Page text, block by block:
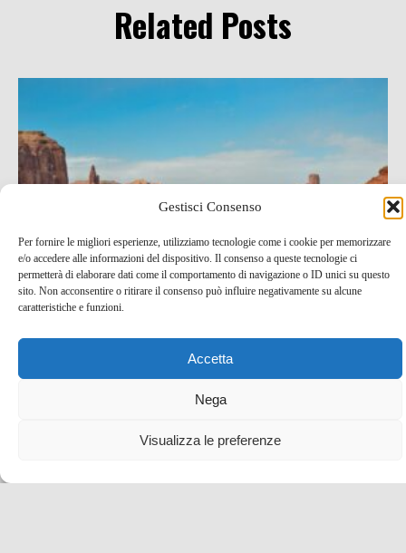
Gestisci Consenso
Per fornire le migliori esperienze, utilizziamo tecnologie come i cookie per memorizzare
e/o accedere alle informazioni del dispositivo. Il consenso a queste tecnologie ci
permetterà di elaborare dati come il comportamento di navigazione o ID unici su questo
sito. Non acconsentire o ritirare il consenso può influire negativamente su alcune
caratteristiche e funzioni.
Accetta
Nega
Visualizza le preferenze
Related Posts
Itinerario on the road nei Grandi Parchi di Stati Uniti
e Canada